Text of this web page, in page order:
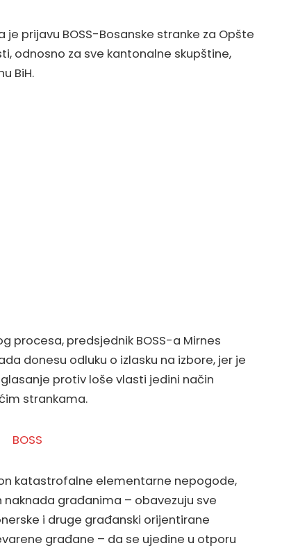
prijavu BOSS-Bosanske stranke za Opšte
odnosno za sve kantonalne skupštine,
BiH.
procesa, predsjednik BOSS-a Mirnes
donesu odluku o izlasku na izbore, jer je
protiv loše vlasti jedini način
strankama.
katastrofalne elementarne nepogode,
građanima – obavezuju sve
i druge građanski orijentirane
građane – da se ujedine u otporu